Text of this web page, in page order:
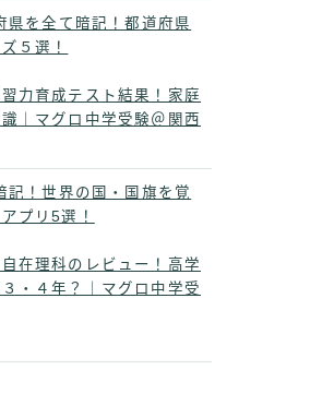
県を全て暗記！都道府県
５選！
習力育成テスト結果！家庭
｜マグロ中学受験＠関西
記！世界の国・国旗を覚
プリ5選！
自在理科のレビュー！高学
・４年？｜マグロ中学受